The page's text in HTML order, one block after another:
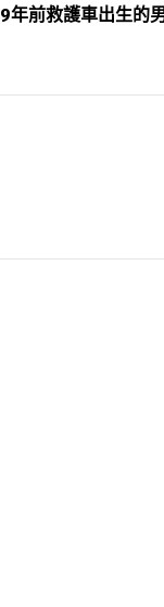
9年前救護車出生的